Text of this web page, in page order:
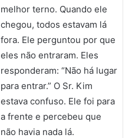
melhor terno. Quando ele
chegou, todos estavam lá
fora. Ele perguntou por que
eles não entraram. Eles
responderam: “Não há lugar
para entrar.” O Sr. Kim
estava confuso. Ele foi para
a frente e percebeu que
não havia nada lá.